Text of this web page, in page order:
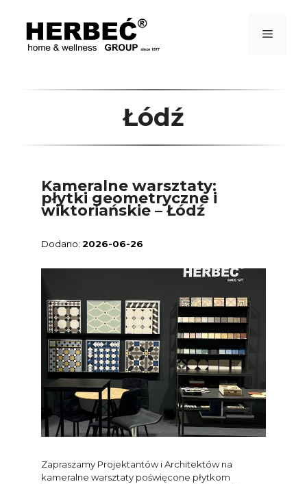
Menu
Łódź
Kameralne warsztaty:
płytki geometryczne i
wiktoriańskie – Łódź
2026-06-26
Zapraszamy Projektantów i Architektów na
kameralne warsztaty poświęcone płytkom